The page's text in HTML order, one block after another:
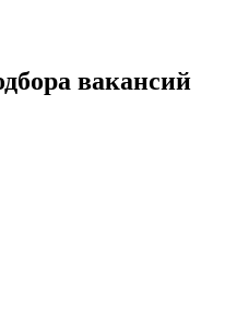
вакансий